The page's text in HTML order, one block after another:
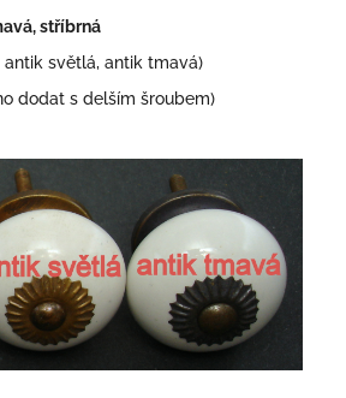
stříbrná
světlá, antik tmavá)
dodat s delším šroubem)